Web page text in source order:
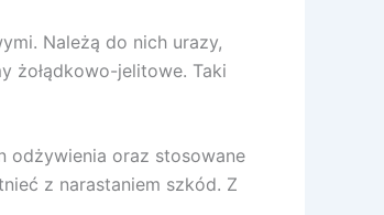
Należą do nich urazy,
żołądkowo-jelitowe. Taki
odżywienia oraz stosowane
z narastaniem szkód. Z